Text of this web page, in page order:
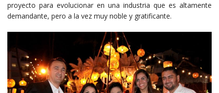
proyecto para evolucionar en una industria que es altamente
demandante, pero a la vez muy noble y gratificante.